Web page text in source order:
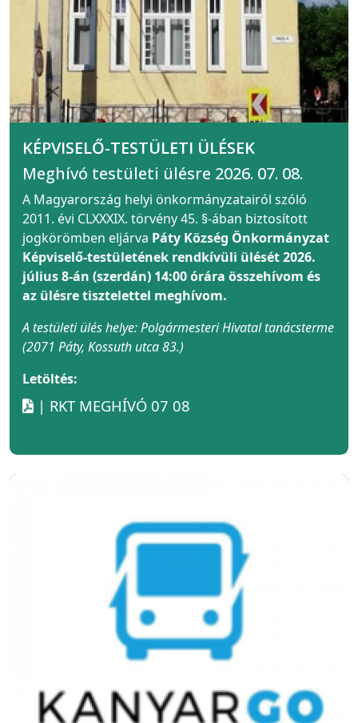
KÉPVISELŐ-TESTÜLETI ÜLÉSEK
Meghívó testületi ülésre 2026. 07. 08.
A Magyarország helyi önkormányzatairól szóló
2011. évi CLXXXIX. törvény 45. §-ában biztosított
jogkörömben eljárva Páty Község Önkormányzat
Képviselő-testületének rendkívüli ülését 2026.
július 8-án (szerdán) 14:00 órára összehívom és
az ülésre tisztelettel meghívom.
A testületi ülés helye: Polgármesteri Hivatal tanácsterme
(2071 Páty, Kossuth utca 83.)
Letöltés:
| RKT MEGHÍVÓ 07 08